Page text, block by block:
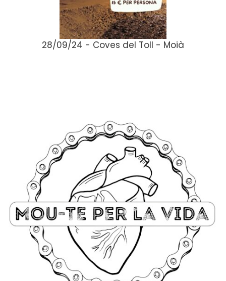
28/09/24 - Coves del Toll - Moià